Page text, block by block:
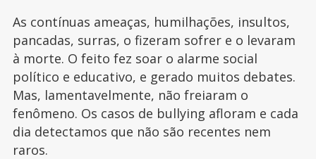
As contínuas ameaças, humilhações, insultos,
pancadas, surras, o fizeram sofrer e o levaram
à morte. O feito fez soar o alarme social
político e educativo, e gerado muitos debates.
Mas, lamentavelmente, não freiaram o
fenômeno. Os casos de bullying afloram e cada
dia detectamos que não são recentes nem
raros.